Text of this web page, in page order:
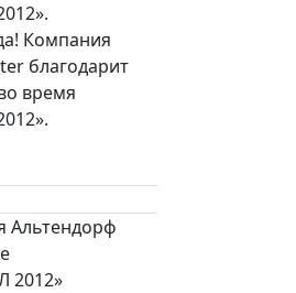
Компания
благодарит
время
Альтендорф
2012»